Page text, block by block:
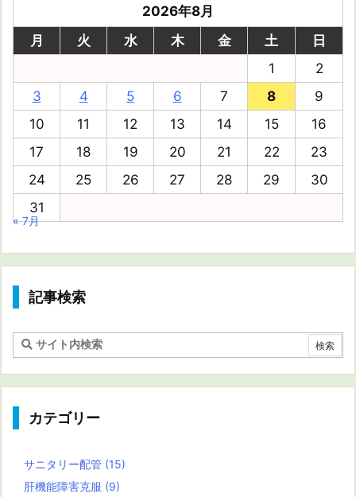
2026年8月
月
火 水 木 金 土
日
1
2
3
4 5 6 7 8
9
10
11 12 13 14 15
16
17
18 19 20 21 22
23
24
25 26 27 28 29
30
31
« 7月
記事検索
カテゴリー
サニタリー配管 (15)
肝機能障害克服 (9)